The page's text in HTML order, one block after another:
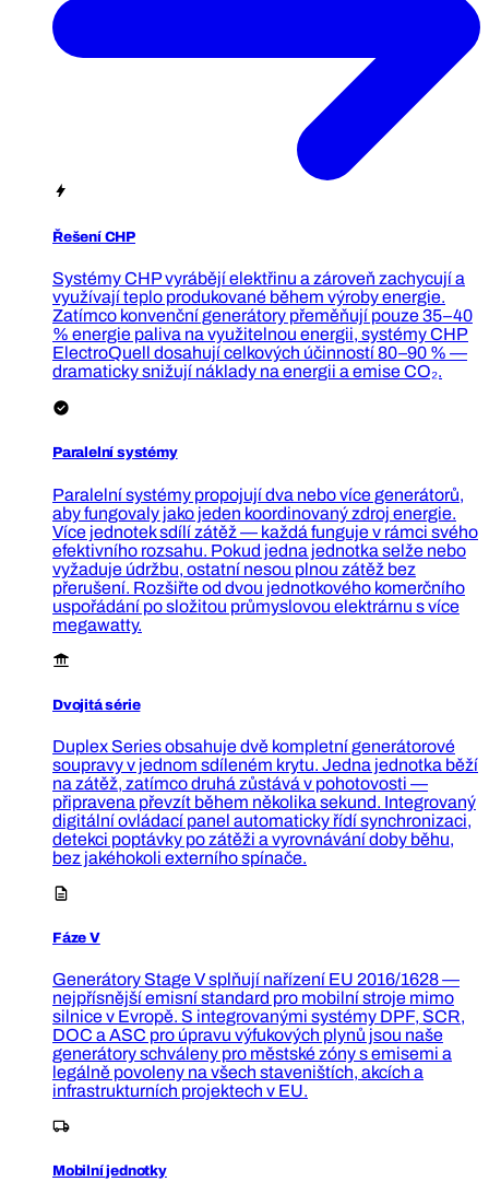
Řešení CHP
Systémy CHP vyrábějí elektřinu a zároveň zachycují a
využívají teplo produkované během výroby energie.
Zatímco konvenční generátory přeměňují pouze 35–40
% energie paliva na využitelnou energii, systémy CHP
ElectroQuell dosahují celkových účinností 80–90 % —
dramaticky snižují náklady na energii a emise CO₂.
Paralelní systémy
Paralelní systémy propojují dva nebo více generátorů,
aby fungovaly jako jeden koordinovaný zdroj energie.
Více jednotek sdílí zátěž — každá funguje v rámci svého
efektivního rozsahu. Pokud jedna jednotka selže nebo
vyžaduje údržbu, ostatní nesou plnou zátěž bez
přerušení. Rozšiřte od dvou jednotkového komerčního
uspořádání po složitou průmyslovou elektrárnu s více
megawatty.
Dvojitá série
Duplex Series obsahuje dvě kompletní generátorové
soupravy v jednom sdíleném krytu. Jedna jednotka běží
na zátěž, zatímco druhá zůstává v pohotovosti —
připravena převzít během několika sekund. Integrovaný
digitální ovládací panel automaticky řídí synchronizaci,
detekci poptávky po zátěži a vyrovnávání doby běhu,
bez jakéhokoli externího spínače.
Fáze V
Generátory Stage V splňují nařízení EU 2016/1628 —
nejpřísnější emisní standard pro mobilní stroje mimo
silnice v Evropě. S integrovanými systémy DPF, SCR,
DOC a ASC pro úpravu výfukových plynů jsou naše
generátory schváleny pro městské zóny s emisemi a
legálně povoleny na všech staveništích, akcích a
infrastrukturních projektech v EU.
Mobilní jednotky